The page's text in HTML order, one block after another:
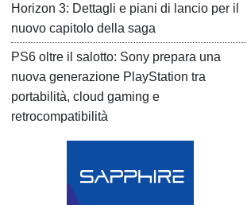
Horizon 3: Dettagli e piani di lancio per il
nuovo capitolo della saga
PS6 oltre il salotto: Sony prepara una
nuova generazione PlayStation tra
portabilità, cloud gaming e
retrocompatibilità